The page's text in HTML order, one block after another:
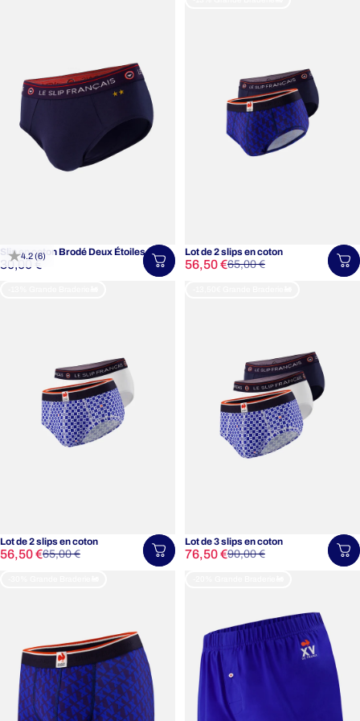
4.2 (6)
Choisir une taille
Slip en coton Brodé Deux Étoiles
30,00 €
Lot de 2 slips en coton
Prix promotionnel
56,50 €
Prix habituel
65,00 €
Choisir une taille
Lot de 2 slips en coton
Prix promotionnel
56,50 €
Prix habituel
65,00 €
Lot de 3 slips en coton
Prix promotionnel
76,50 €
Prix habituel
90,00 €